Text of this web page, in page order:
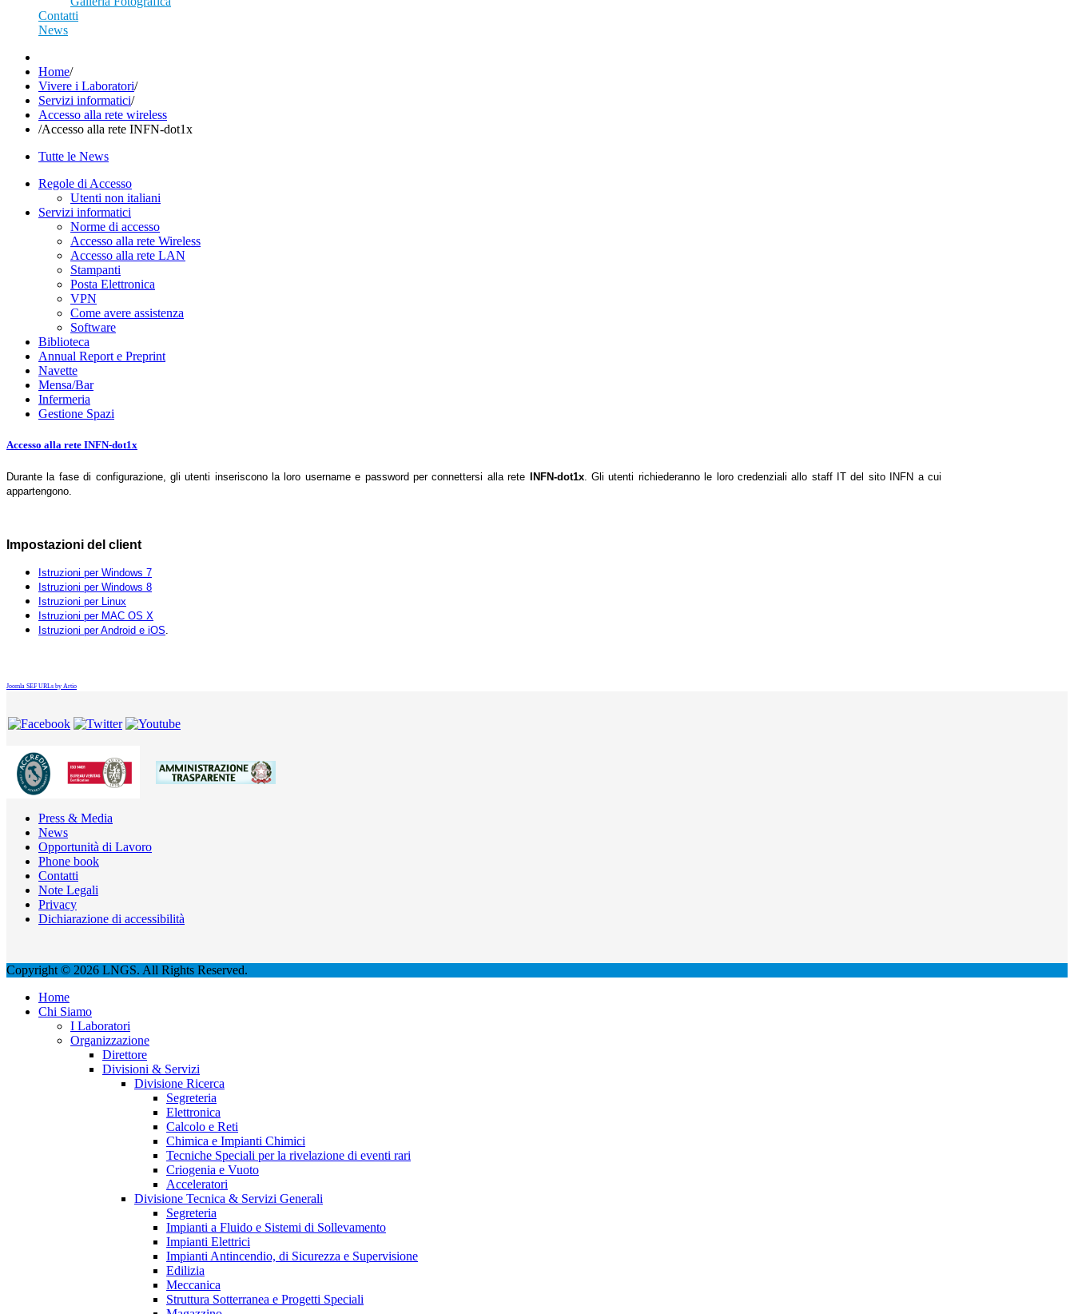
Contatti
News
Home/
Vivere i Laboratori/
Servizi informatici/
Accesso alla rete wireless
/Accesso alla rete INFN-dot1x
Tutte le News
Regole di Accesso
Utenti non italiani
Servizi informatici
Norme di accesso
Accesso alla rete Wireless
Accesso alla rete LAN
Stampanti
Posta Elettronica
VPN
Come avere assistenza
Software
Biblioteca
Annual Report e Preprint
Navette
Mensa/Bar
Infermeria
Gestione Spazi
Accesso alla rete INFN-dot1x
Durante la fase di configurazione, gli utenti inseriscono la loro username e password per connettersi alla rete INFN-dot1x. Gli utenti richiederanno le loro credenziali allo staff IT del sito INFN a cui
appartengono.
Impostazioni del client
Istruzioni per Windows 7
Istruzioni per Windows 8
Istruzioni per Linux
Istruzioni per MAC OS X
Istruzioni per Android e iOS.
Joomla SEF URLs by Artio
Press & Media
News
Opportunità di Lavoro
Phone book
Contatti
Note Legali
Privacy
Dichiarazione di accessibilità
Copyright © 2026 LNGS. All Rights Reserved.
Home
Chi Siamo
I Laboratori
Organizzazione
Direttore
Divisioni & Servizi
Divisione Ricerca
Segreteria
Elettronica
Calcolo e Reti
Chimica e Impianti Chimici
Tecniche Speciali per la rivelazione di eventi rari
Criogenia e Vuoto
Acceleratori
Divisione Tecnica & Servizi Generali
Segreteria
Impianti a Fluido e Sistemi di Sollevamento
Impianti Elettrici
Impianti Antincendio, di Sicurezza e Supervisione
Edilizia
Meccanica
Struttura Sotterranea e Progetti Speciali